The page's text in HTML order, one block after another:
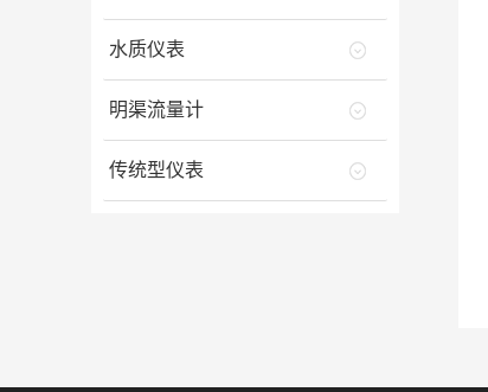
水质仪表
明渠流量计
传统型仪表